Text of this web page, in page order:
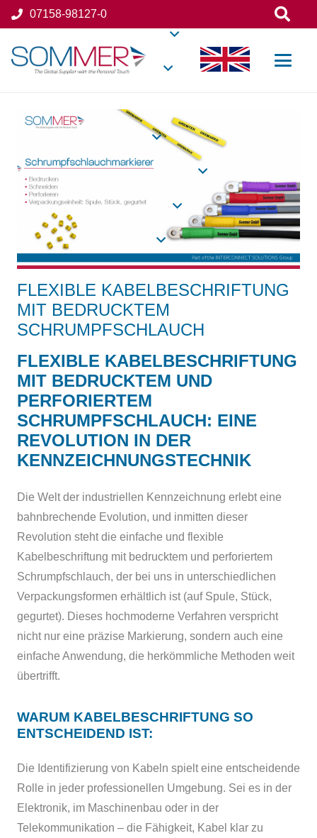
07158-98127-0
FLEXIBLE KABELBESCHRIFTUNG
MIT BEDRUCKTEM
SCHRUMPFSCHLAUCH
FLEXIBLE KABELBESCHRIFTUNG
MIT BEDRUCKTEM UND
PERFORIERTEM
SCHRUMPFSCHLAUCH: EINE
REVOLUTION IN DER
KENNZEICHNUNGSTECHNIK
Die Welt der industriellen Kennzeichnung erlebt eine
bahnbrechende Evolution, und inmitten dieser
Revolution steht die einfache und flexible
Kabelbeschriftung mit bedrucktem und perforiertem
Schrumpfschlauch, der bei uns in unterschiedlichen
Verpackungsformen erhältlich ist (auf Spule, Stück,
gegurtet). Dieses hochmoderne Verfahren verspricht
nicht nur eine präzise Markierung, sondern auch eine
einfache Anwendung, die herkömmliche Methoden weit
übertrifft.
WARUM KABELBESCHRIFTUNG SO
ENTSCHEIDEND IST:
Die Identifizierung von Kabeln spielt eine entscheidende
Rolle in jeder professionellen Umgebung. Sei es in der
Elektronik, im Maschinenbau oder in der
Telekommunikation – die Fähigkeit, Kabel klar zu